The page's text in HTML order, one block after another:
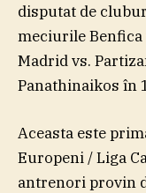
disputat de
meciurile Benfica
Madrid vs.
Panathinaikos în
Aceasta este
Europeni / Liga
antrenori provin